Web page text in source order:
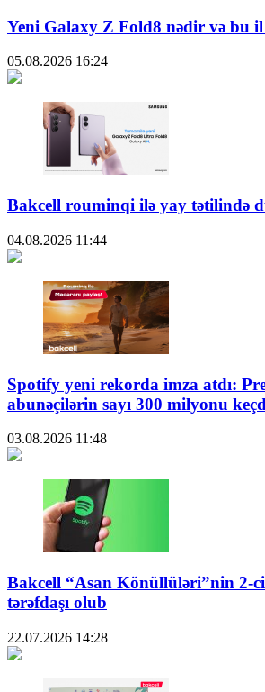
Yeni Galaxy Z Fold8 nədir və bu il
05.08.2026 16:24
Bakcell rouminqi ilə yay tətilində
04.08.2026 11:44
Spotify yeni rekorda imza atdı:
abunəçilərin sayı 300 milyonu
03.08.2026 11:48
Bakcell “Asan Könüllüləri”nin 2-ci
tərəfdaşı olub
22.07.2026 14:28